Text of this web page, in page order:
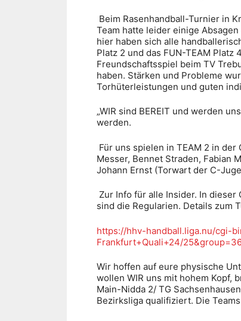
Beim Rasenhandball-Turnier in
Team hatte leider einige
hier haben sich alle
Platz 2 und das FUN-TEAM
Freundschaftsspiel beim TV
haben. Stärken und Probleme
Torhüterleistungen und guten
„WIR sind BEREIT und werden
werden.
Für uns spielen in TEAM 2 in
Messer, Bennet Straden, Fabian
Johann Ernst (Torwart der C-
Zur Info für alle Insider. In
sind die Regularien. Details zum
https://hhv-handball.liga.nu/cgi-
Frankfurt+Quali+24/
Wir hoffen auf eure physische
wollen WIR uns mit hohem Kopf,
Main-Nidda 2/ TG
Bezirksliga qualifiziert. Die